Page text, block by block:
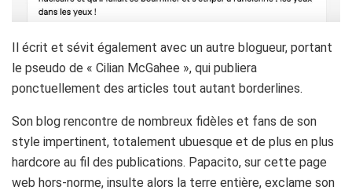
Il écrit et sévit également avec un autre blogueur, portant
le pseudo de « Cilian McGahee », qui publiera
ponctuellement des articles tout autant borderlines.
Son blog rencontre de nombreux fidèles et fans de son
style impertinent, totalement ubuesque et de plus en plus
hardcore au fil des publications. Papacito, sur cette page
web hors-norme, insulte alors la terre entière, exclame son